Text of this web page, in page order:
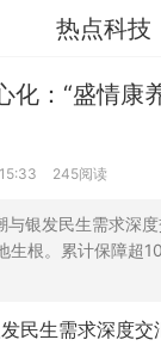
热点科技
化：“盛情康
245阅读
与银发民生需求深
生根。累计保障超
民生需求深度